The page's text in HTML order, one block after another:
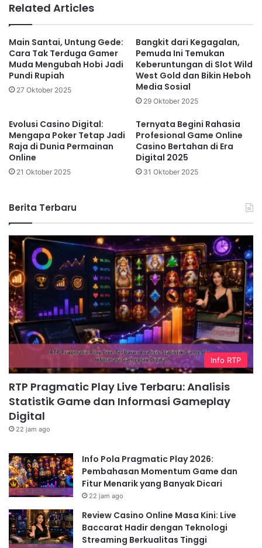
Related Articles
Main Santai, Untung Gede:
Cara Tak Terduga Gamer
Muda Mengubah Hobi Jadi
Pundi Rupiah
27 Oktober 2025
Bangkit dari Kegagalan,
Pemuda Ini Temukan
Keberuntungan di Slot Wild
West Gold dan Bikin Heboh
Media Sosial
29 Oktober 2025
Evolusi Casino Digital:
Mengapa Poker Tetap Jadi
Raja di Dunia Permainan
Online
21 Oktober 2025
Ternyata Begini Rahasia
Profesional Game Online
Casino Bertahan di Era
Digital 2025
31 Oktober 2025
Berita Terbaru
Info RTP
RTP Pragmatic Play Live Terbaru: Analisis
Statistik Game dan Informasi Gameplay
Digital
22 jam ago
Info Pola Pragmatic Play 2026:
Pembahasan Momentum Game dan
Fitur Menarik yang Banyak Dicari
22 jam ago
Review Casino Online Masa Kini: Live
Baccarat Hadir dengan Teknologi
Streaming Berkualitas Tinggi